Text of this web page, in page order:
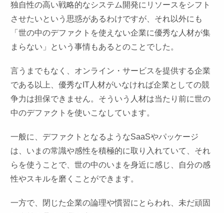
独自性の高い戦略的なシステム開発にリソースをシフト
させたいという思惑があるわけですが、それ以外にも
「世の中のデファクトを使えない企業に優秀な人材が集
まらない」という事情もあるとのことでした。
言うまでもなく、オンライン・サービスを提供する企業
である以上、優秀なIT人材がいなければ企業としての競
争力は担保できません。そういう人材は当たり前に世の
中のデファクトを使いこなしています。
一般に、デファクトとなるようなSaaSやパッケージ
は、いまの常識や感性を積極的に取り入れていて、それ
らを使うことで、世の中のいまを身近に感じ、自分の感
性やスキルを磨くことができます。
一方で、閉じた企業の論理や慣習にとらわれ、未だ頑固